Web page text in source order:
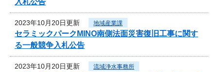
2023年10月20日更新 地域産業課
セラミックパークMINO南側法面災害復旧工事に関す
る一般競争入札公告
2023年10月20日更新 流域浄水事務所